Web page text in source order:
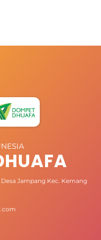
Jampang Kec. Kemang